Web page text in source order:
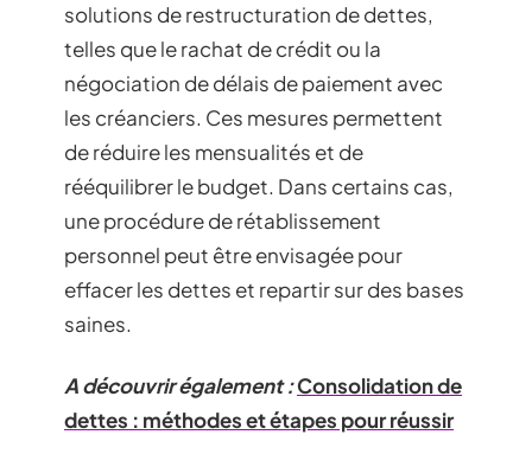
solutions de restructuration de dettes,
telles que le rachat de crédit ou la
négociation de délais de paiement avec
les créanciers. Ces mesures permettent
de réduire les mensualités et de
rééquilibrer le budget. Dans certains cas,
une procédure de rétablissement
personnel peut être envisagée pour
effacer les dettes et repartir sur des bases
saines.
A découvrir également :Consolidation de
dettes : méthodes et étapes pour réussir